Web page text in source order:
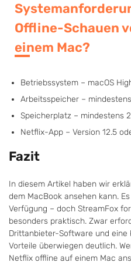
Offline-Schauen
einem Mac?
Betriebssystem – macOS
Arbeitsspeicher – mindestens
Speicherplatz – mindestens
Netflix-App – Version 12.5
Fazit
In diesem Artikel haben wir
dem MacBook ansehen kann.
Verfügung – doch StreamFox
besonders praktisch. Zwar
Drittanbieter-Software und
Vorteile überwiegen deutlich.
Netflix offline auf einem Mac